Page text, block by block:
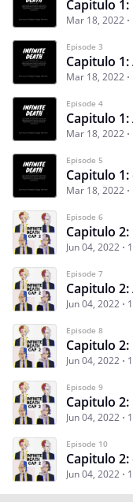
Capitulo
Mar 18, 2022
Episode 3
Capitulo
Mar 18, 2022
Episode 4
Capitulo
Mar 18, 2022
Episode 5
Capitulo
Mar 18, 2022
Episode 6
Capitulo
Jun 04, 2022
Episode 7
Jun 04, 2022
Episode 8
Capitulo
Jun 04, 2022
Episode 9
Jun 04, 2022
Episode 10
Capitulo
Jun 04, 2022